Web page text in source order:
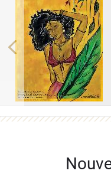
Previous